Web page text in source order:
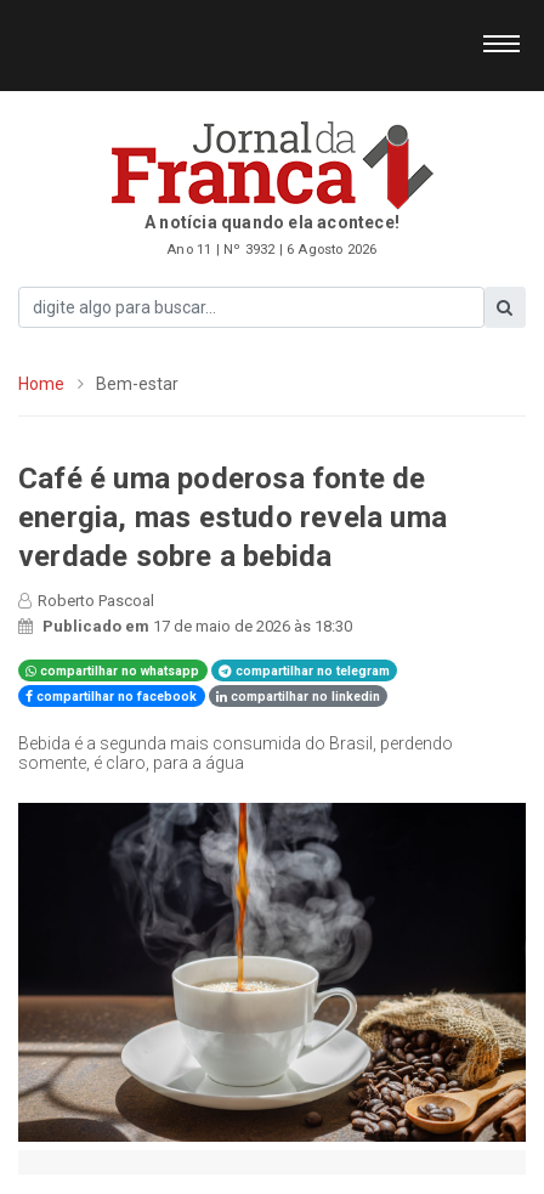
A notícia quando ela acontece!
Ano 11 | Nº 3932 | 6 Agosto 2026
Home Bem-estar
Café é uma poderosa fonte de
energia, mas estudo revela uma
verdade sobre a bebida
Roberto Pascoal
Publicado em 17 de maio de 2026 às 18:30
compartilhar no whatsapp
compartilhar no telegram
compartilhar no facebook
compartilhar no linkedin
Bebida é a segunda mais consumida do Brasil, perdendo
somente, é claro, para a água